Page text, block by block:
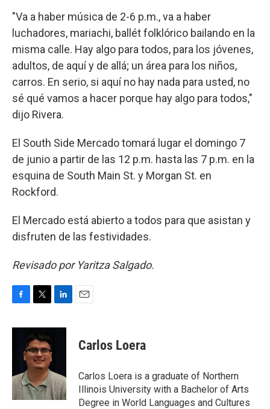
"Va a haber música de 2-6 p.m., va a haber
luchadores, mariachi, ballét folklórico bailando en la
misma calle. Hay algo para todos, para los jóvenes,
adultos, de aquí y de allá; un área para los niños,
carros. En serio, si aquí no hay nada para usted, no
sé qué vamos a hacer porque hay algo para todos,"
dijo Rivera.
El South Side Mercado tomará lugar el domingo 7
de junio a partir de las 12 p.m. hasta las 7 p.m. en la
esquina de South Main St. y Morgan St. en
Rockford.
El Mercado está abierto a todos para que asistan y
disfruten de las festividades.
Revisado por Yaritza Salgado.
c
o
k
i
t
t
e
r
n
I
n
Carlos Loera
Carlos Loera is a graduate of Northern
Illinois University with a Bachelor of Arts
Degree in World Languages and Cultures